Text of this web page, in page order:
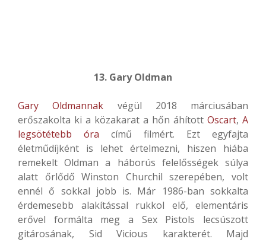
13. Gary Oldman
Gary Oldmannak végül 2018 márciusában
erőszakolta ki a közakarat a hőn áhított Oscart, A
legsötétebb óra című filmért. Ezt egyfajta
életműdíjként is lehet értelmezni, hiszen hiába
remekelt Oldman a háborús felelősségek súlya
alatt őrlődő Winston Churchil szerepében, volt
ennél ő sokkal jobb is. Már 1986-ban sokkalta
érdemesebb alakítással rukkol elő, elementáris
erővel formálta meg a Sex Pistols lecsúszott
gitárosának, Sid Vicious karakterét. Majd